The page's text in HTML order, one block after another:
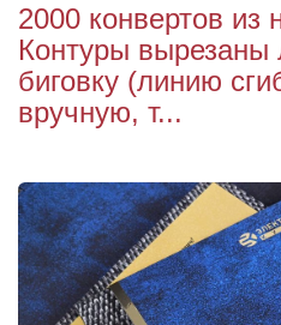
2000 конвертов из
Контуры
биговку (линию
вручную, т...